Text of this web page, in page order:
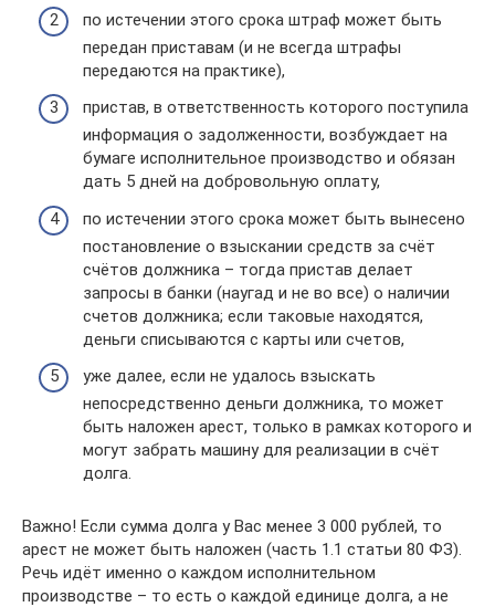
по истечении этого срока штраф может быть
передан приставам (и не всегда штрафы
передаются на практике),
пристав, в ответственность которого поступила
информация о задолженности, возбуждает на
бумаге исполнительное производство и обязан
дать 5 дней на добровольную оплату,
по истечении этого срока может быть вынесено
постановление о взыскании средств за счёт
счётов должника – тогда пристав делает
запросы в банки (наугад и не во все) о наличии
счетов должника; если таковые находятся,
деньги списываются с карты или счетов,
уже далее, если не удалось взыскать
непосредственно деньги должника, то может
быть наложен арест, только в рамках которого и
могут забрать машину для реализации в счёт
долга.
Важно! Если сумма долга у Вас менее 3 000 рублей, то
арест не может быть наложен (часть 1.1 статьи 80 ФЗ).
Речь идёт именно о каждом исполнительном
производстве – то есть о каждой единице долга, а не